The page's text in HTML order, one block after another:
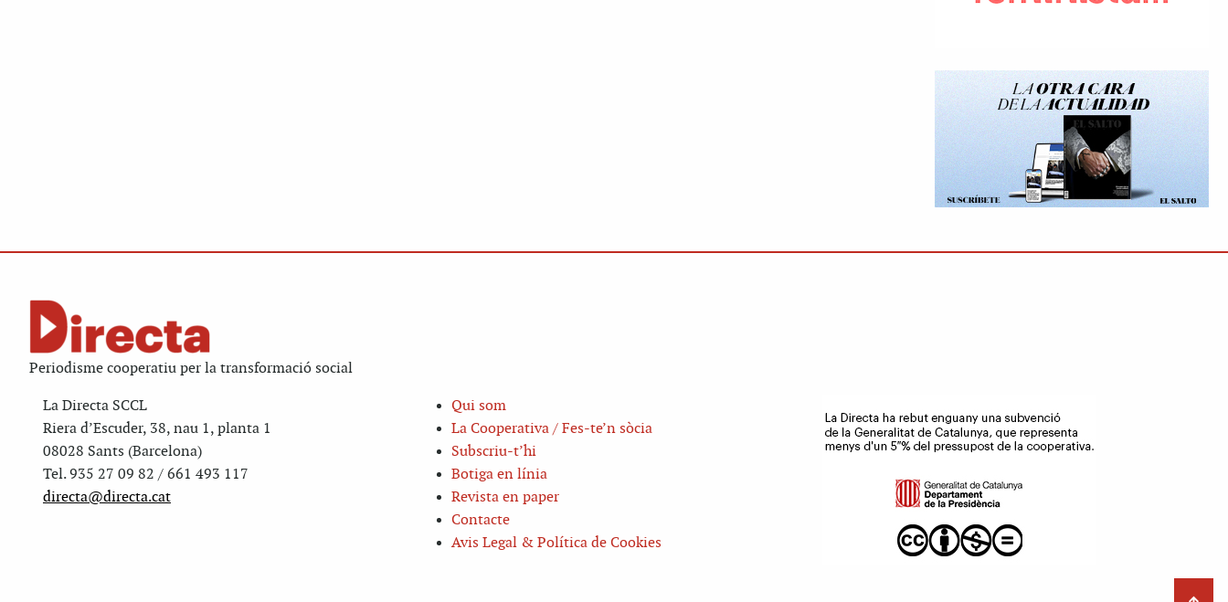
Periodisme cooperatiu per la transformació social
La Directa SCCL
Riera d’Escuder, 38, nau 1, planta 1
08028 Sants (Barcelona)
Tel. 935 27 09 82 / 661 493 117
directa@directa.cat
Qui som
La Cooperativa / Fes-te’n sòcia
Subscriu-t’hi
Botiga en línia
Revista en paper
Contacte
Avis Legal & Política de Cookies